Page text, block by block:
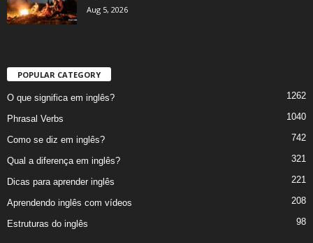
Aug 5, 2026
POPULAR CATEGORY
O que significa em inglês? 1262
Phrasal Verbs 1040
Como se diz em inglês? 742
Qual a diferença em inglês? 321
Dicas para aprender inglês 221
Aprendendo inglês com vídeos 208
Estruturas do inglês 98